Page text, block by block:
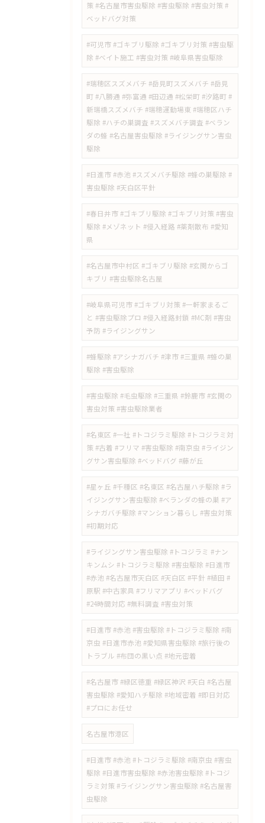
策 #名古屋市害虫駆除 #害虫駆除 #害虫対策 #
ベッドバグ対策
#可児市 #ゴキブリ駆除 #ゴキブリ対策 #害虫駆
除 #ベイト施工 #害虫対策 #岐阜県害虫駆除
#瑞穂区スズメバチ #岳見町スズメバチ #岳見
町 #八勝通 #弥富通 #田辺通 #松栄町 #汐路町 #
新瑞橋スズメバチ #瑞穂運動場東 #瑞穂区ハチ
駆除 #ハチの巣調査 #スズメバチ調査 #ベラン
ダの蜂 #名古屋害虫駆除 #ライジングサン害虫
駆除
#日進市 #赤池 #スズメバチ駆除 #蜂の巣駆除 #
害虫駆除 #天白区平針
#春日井市 #ゴキブリ駆除 #ゴキブリ対策 #害虫
駆除 #メゾネット #侵入経路 #薬剤散布 #愛知
県
#名古屋市中村区 #ゴキブリ駆除 #玄関からゴ
キブリ #害虫駆除名古屋
#岐阜県可児市 #ゴキブリ対策 #一軒家まるご
と #害虫駆除プロ #侵入経路封鎖 #MC剤 #害虫
予防 #ライジングサン
#蜂駆除 #アシナガバチ #津市 #三重県 #蜂の巣
駆除 #害虫駆除
#害虫駆除 #毛虫駆除 #三重県 #鈴鹿市 #玄関の
害虫対策 #害虫駆除業者
#名東区 #一社 #トコジラミ駆除 #トコジラミ対
策 #古着 #フリマ #害虫駆除 #南京虫 #ライジン
グサン害虫駆除 #ベッドバグ #藤が丘
#星ヶ丘 #千種区 #名東区 #名古屋ハチ駆除 #ラ
イジングサン害虫駆除 #ベランダの蜂の巣 #ア
シナガバチ駆除 #マンション暮らし #害虫対策
#初期対応
#ライジングサン害虫駆除 #トコジラミ #ナン
キンムシ #トコジラミ駆除 #害虫駆除 #日進市
#赤池 #名古屋市天白区 #天白区 #平針 #植田 #
原駅 #中古家具 #フリマアプリ #ベッドバグ
#24時間対応 #無料調査 #害虫対策
​#日進市 #赤池 #害虫駆除 #トコジラミ駆除 #南
京虫 #日進市赤池 #愛知県害虫駆除 #旅行後の
トラブル #布団の黒い点 #地元密着
#名古屋市 #緑区徳重 #緑区神沢 #天白 #名古屋
害虫駆除 #愛知ハチ駆除 #地域密着 #即日対応
#プロにお任せ
名古屋市港区
#日進市 #赤池 #トコジラミ駆除 #南京虫 #害虫
駆除 #日進市害虫駆除 #赤池害虫駆除 #トコジ
ラミ対策 #ライジングサン害虫駆除 #名古屋害
虫駆除